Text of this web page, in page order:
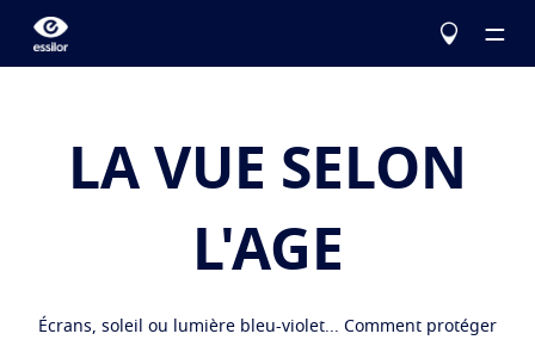
Essilor Experts
Corriger
Services
LA VUE SELON
L'AGE
Écrans, soleil ou lumière bleu-violet... Comment protéger